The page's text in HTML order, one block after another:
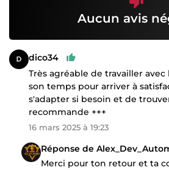
Aucun avis
dico34
Très agréable de travailler
son temps pour arriver à
s'adapter si besoin et de
recommande +++
16 mars 2025 à 19:23
Réponse de
Merci pour ton retour et ta